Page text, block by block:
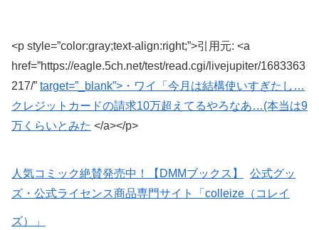
<p style=”color:gray;text-align:right;”>引用元: <a
href=”https://eagle.5ch.net/test/read.cgi/livejupiter/1683363
217/” target=”_blank”>・ワイ「今月は結構使いすぎたし…
クレジットカードの請求10万超えてるやろなあ…(本当は9
万くらいとみた </a></p>
人気コミック絶賛発売中！【DMMブックス】
公式グッ
ズ・公式ライセンス商品専門サイト「colleize（コレイ
ズ）」